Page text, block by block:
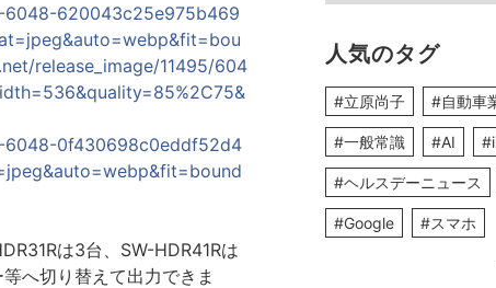
6048-620043c25e975b469
release_image/11495/604
6048-0f430698c0eddf52d4
は3台、SW-HDR41Rは
へ切り替えて出力できま
人気のタグ
#立原尚子 #自動車
#一般常識 #AI
#ヘルスデーニュース
#Google #スマホ